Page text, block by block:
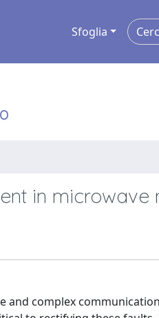
Sfoglia
in microwave
and complex